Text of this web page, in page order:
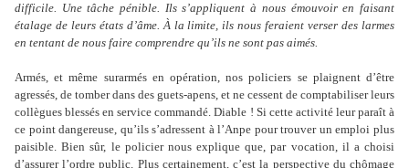
difficile. Une tâche pénible. Ils s’appliquent à nous émouvoir en faisant
étalage de leurs états d’âme. À la limite, ils nous feraient verser des larmes
en tentant de nous faire comprendre qu’ils ne sont pas aimés.
Armés, et même surarmés en opération, nos policiers se plaignent d’être
agressés, de tomber dans des guets-apens, et ne cessent de comptabiliser leurs
collègues blessés en service commandé. Diable ! Si cette activité leur paraît à
ce point dangereuse, qu’ils s’adressent à l’Anpe pour trouver un emploi plus
paisible. Bien sûr, le policier nous explique que, par vocation, il a choisi
d’assurer l’ordre public. Plus certainement, c’est la perspective du chômage